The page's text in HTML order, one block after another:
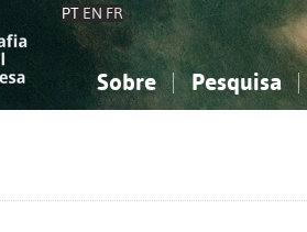
PT EN FR
Sobre Pesquisa